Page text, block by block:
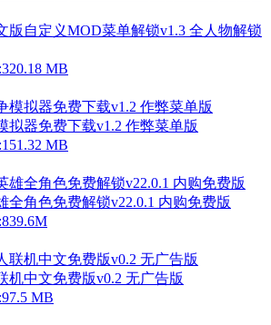
版自定义MOD菜单解锁v1.3 全人物解锁
MB
拟器免费下载v1.2 作弊菜单版
MB
全角色免费解锁v22.0.1 内购免费版
机中文免费版v0.2 无广告版
MB